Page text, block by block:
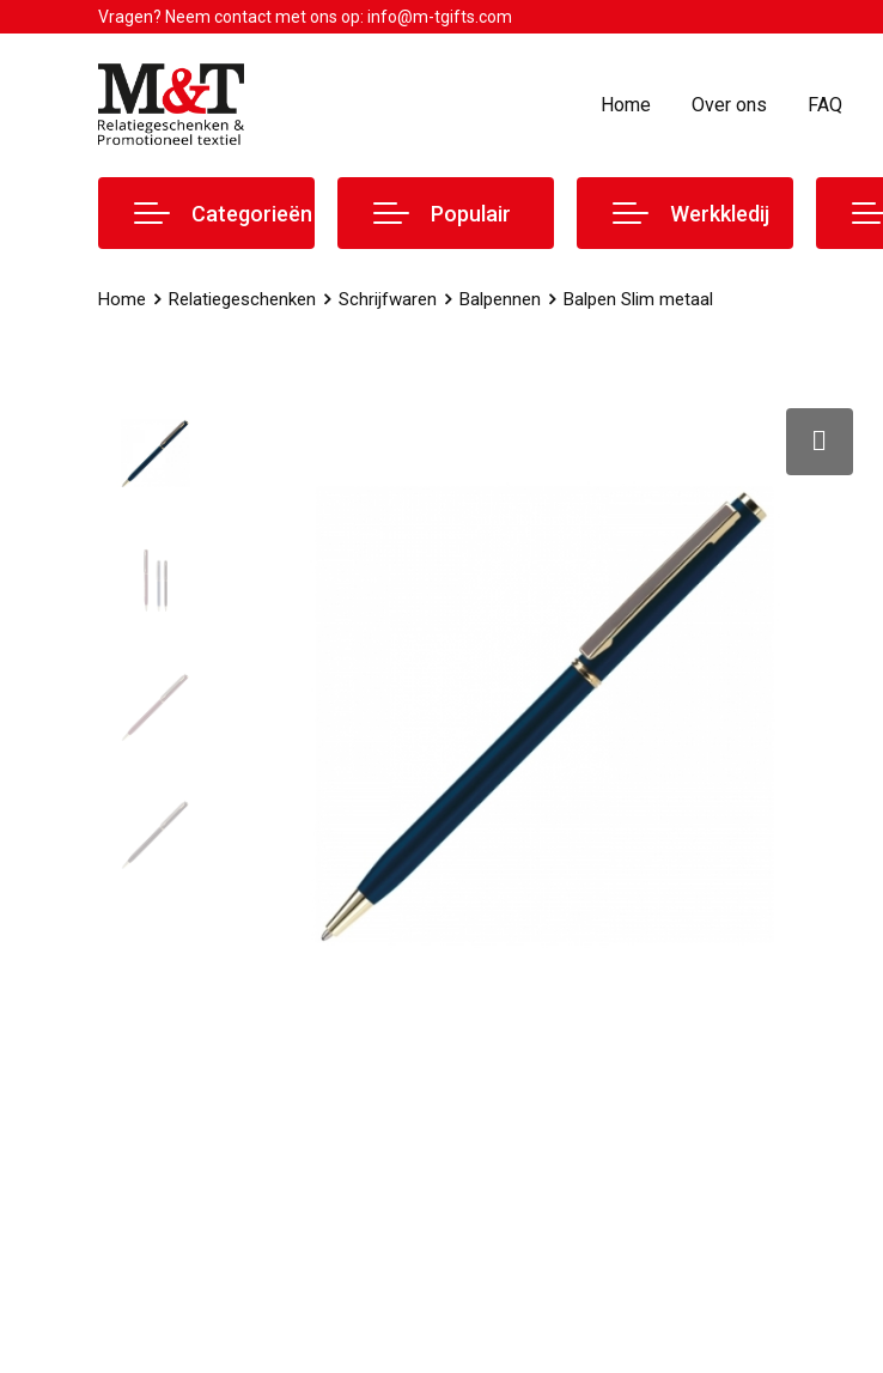
Vragen? Neem contact met ons op: info@m-tgifts.com
Home Over ons FAQ
Categorieën Populair Werkkledij
Home Relatiegeschenken Schrijfwaren Balpennen Balpen Slim metaal